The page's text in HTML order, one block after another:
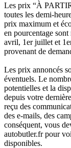
Les prix “À
toutes les demi-
prix maximum et
en pourcentage
avril, 1er juillet et
provenant de
Les prix annoncés
éventuels. Le
potentielles et la
depuis votre
reçu des
des e-mails, des
conséquent, vous
autobutler.fr pour
disponibles.